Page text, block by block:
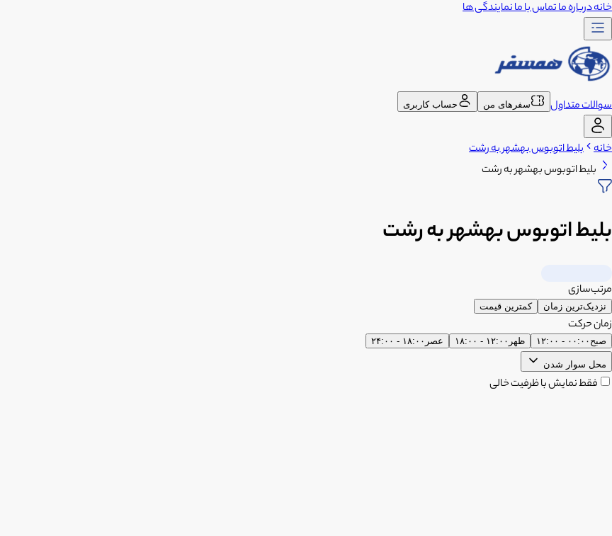
خانهدرباره ماتماس با مانمایندگی ها
سوالات متداول سفرهای من حساب کاربری
خانه بلیط اتوبوس بهشهر به رشت
بلیط اتوبوس بهشهر به رشت
بلیط اتوبوس بهشهر به رشت
مرتب‌سازی
نزدیک‌ترین زمان کمترین قیمت
زمان حرکت
صبح ۰۰:۰۰ - ۱۲:۰۰ ظهر ۱۲:۰۰ - ۱۸:۰۰ عصر ۱۸:۰۰ - ۲۴:۰۰
محل سوار شدن
فقط نمایش با ظرفیت خالی